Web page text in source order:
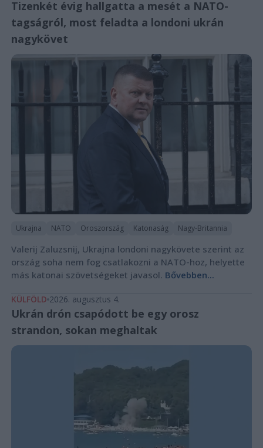
Tizenkét évig hallgatta a mesét a NATO-
tagságról, most feladta a londoni ukrán
nagykövet
Ukrajna NATO Oroszország Katonaság Nagy-Britannia
Valerij Zaluzsnij, Ukrajna londoni nagykövete szerint az
ország soha nem fog csatlakozni a NATO-hoz, helyette
más katonai szövetségeket javasol. Bővebben...
KÜLFÖLD 2026. augusztus 4.
Ukrán drón csapódott be egy orosz
strandon, sokan meghaltak